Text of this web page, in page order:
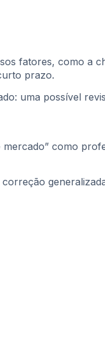
fatores, como a
prazo.
uma possível
como